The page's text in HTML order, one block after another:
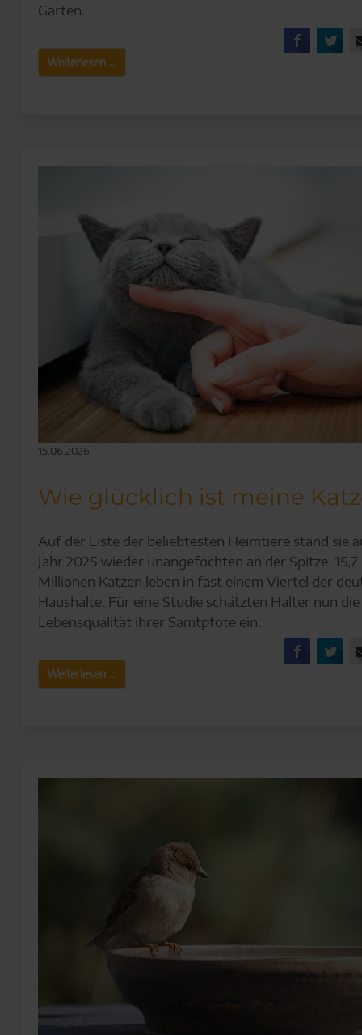
Gärten.
Weiterlesen …
ganzjährig
15.06.2026
Wie glücklich ist meine
Auf der Liste der beliebtesten Heimtiere stand sie
Jahr 2025 wieder unangefochten an der Spitze. 15,7
Millionen Katzen leben in fast einem Viertel der
Haushalte. Für eine Studie schätzten Halter nun die
Lebensqualität ihrer Samtpfote ein.
Weiterlesen …
glücklich